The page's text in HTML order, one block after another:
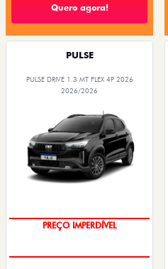
Quero agora!
PULSE
PULSE DRIVE 1.3 MT FLEX 4P 2026
2026/2026
PREÇO IMPERDÍVEL